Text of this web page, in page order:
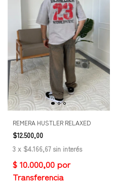
REMERA HUSTLER RELAXED
$12.500,00
3 x $4.166,67 sin interés